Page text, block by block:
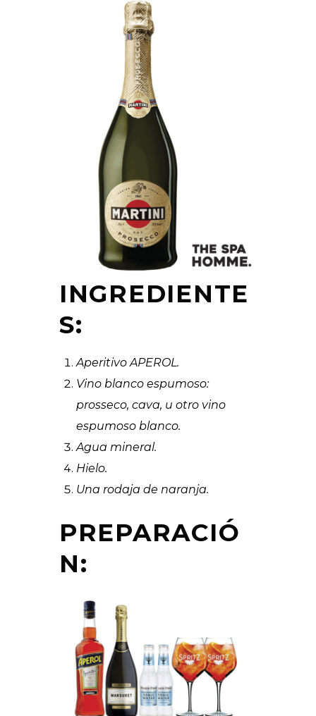
INGREDIENTE
S:
Aperitivo APEROL.
Vino blanco espumoso:
prosseco, cava, u otro vino
espumoso blanco.
Agua mineral.
Hielo.
Una rodaja de naranja.
PREPARACIÓ
N: